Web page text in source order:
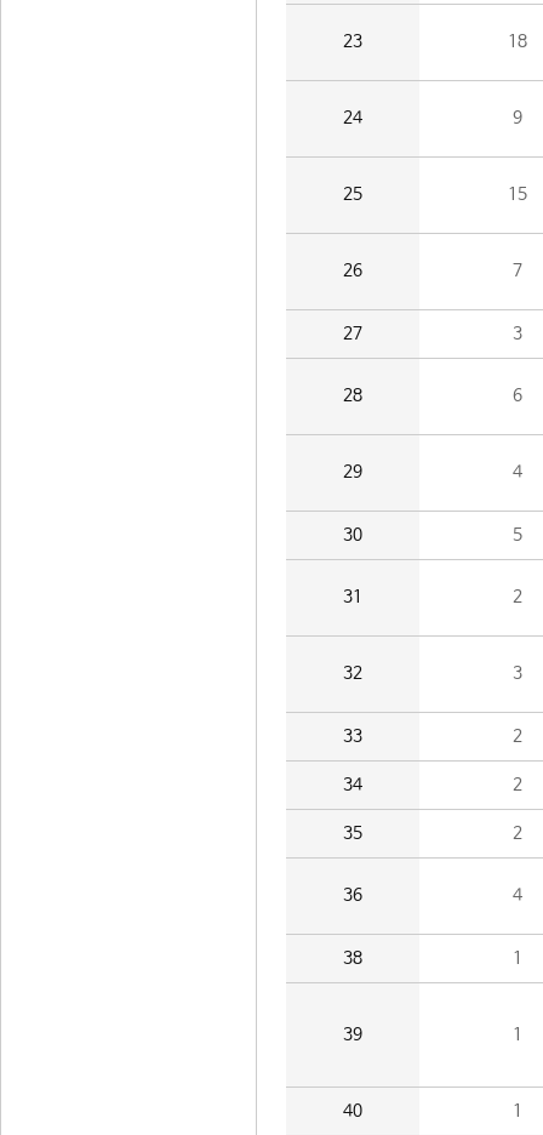
23 18
24 9
25 15
26 7
27 3
28 6
29 4
30 5
31 2
32 3
33 2
34 2
35 2
36 4
38 1
39 1
40 1